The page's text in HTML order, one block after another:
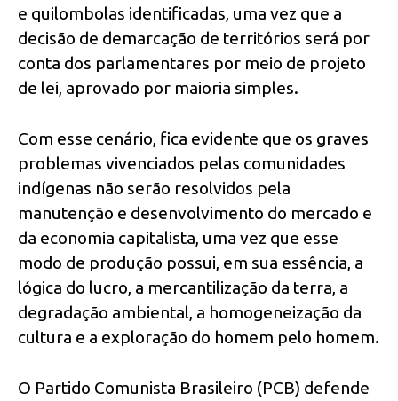
e quilombolas identificadas, uma vez que a
decisão de demarcação de territórios será por
conta dos parlamentares por meio de projeto
de lei, aprovado por maioria simples.
Com esse cenário, fica evidente que os graves
problemas vivenciados pelas comunidades
indígenas não serão resolvidos pela
manutenção e desenvolvimento do mercado e
da economia capitalista, uma vez que esse
modo de produção possui, em sua essência, a
lógica do lucro, a mercantilização da terra, a
degradação ambiental, a homogeneização da
cultura e a exploração do homem pelo homem.
O Partido Comunista Brasileiro (PCB) defende